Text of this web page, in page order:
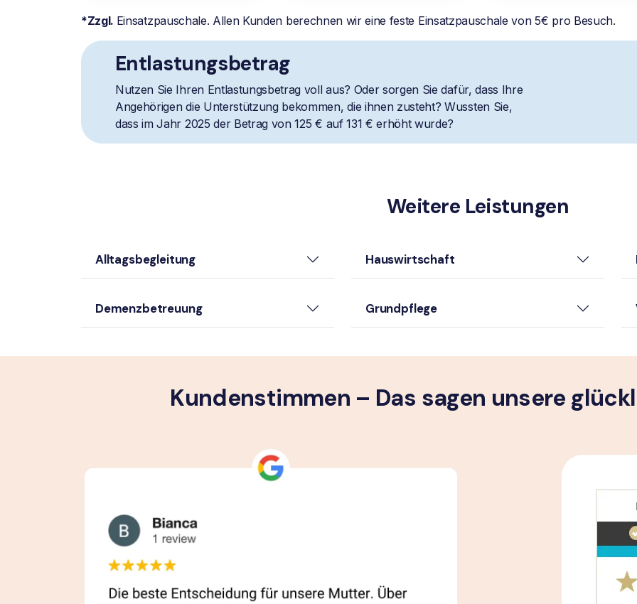
*Zzgl. Einsatzpauschale. Allen Kunden berechnen wir eine feste Einsatzpauschale von 5€ pro Besuch.
Entlastungsbetrag
Nutzen Sie Ihren Entlastungsbetrag voll aus? Oder sorgen Sie dafür, dass Ihre
Angehörigen die Unterstützung bekommen, die ihnen zusteht? Wussten Sie,
dass im Jahr 2025 der Betrag von 125 € auf 131 € erhöht wurde?
Weitere Leistungen
Alltagsbegleitung
Demenzbetreuung
Hauswirtschaft
Grundpflege
Kundenstimmen – Das sagen unsere